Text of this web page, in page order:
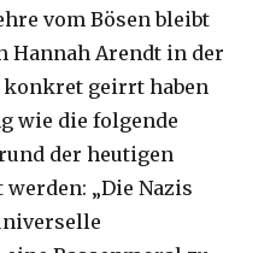
vom Bösen bleibt
Hannah Arendt in der
konkret geirrt haben
wie die folgende
der heutigen
„Die Nazis